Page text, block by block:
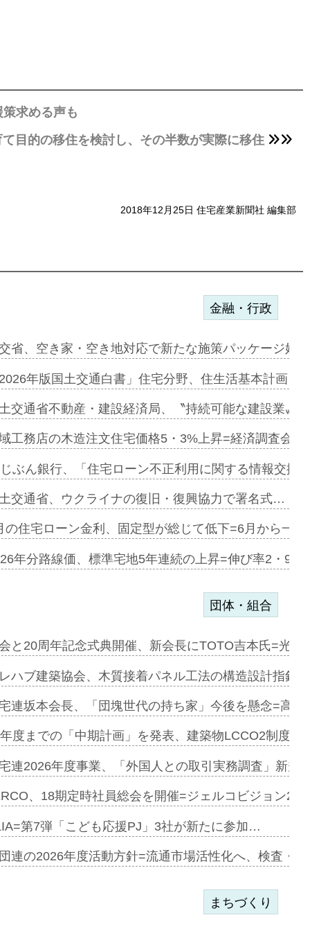
求める声も
目的の移住を検討し、その半数が実際に移住
2018年12月25日 住宅産業新聞社 編集部
サー契約…
起用…
ミーレキ…
も城南エ…
合型の賃…
ンカフェ…
協業=お互…
コリビング…
金融・行政
省、空き家・空き地対応で新たな施策パッケージ始
年版国土交通白書」住宅分野、住生活基本計画を
交通省不動産・建設経済局、〝持続可能な建設業〟
工務店の木造注文住宅価格5・3%上昇=経済調査会
ぶん銀行、「住宅ローン不正利用に関する情報交換
交通省、ウクライナの復旧・復興協力で署名式…
の住宅ローン金利、固定型が総じて低下=6月から一
年分路線価、標準宅地5年連続の上昇=伸び率2・
を提案=P…
ンビ…
加=リンナ…
見込む=…
開始=三協…
団体・組合
と20周年記念式典開催、新会長にTOTO吉本氏=光
ハブ建築協会、木質接着パネル工法の構造設計指針
連坂本会長、「団塊世代の持ち家」今後を懸念=高
度までの「中期計画」を発表、建築物LCCO2制度
連2026年度事業、「外国人との取引実務調査」新規
、18期定時社員総会を開催=ジェルコビジョン
第7弾「こども応援PJ」3社が新たに参加…
連の2026年度活動方針=流通市場活性化へ、検査・
まちづくり